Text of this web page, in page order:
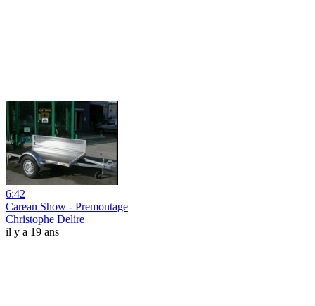
6:42
Carean Show - Premontage
Christophe Delire
il y a 19 ans